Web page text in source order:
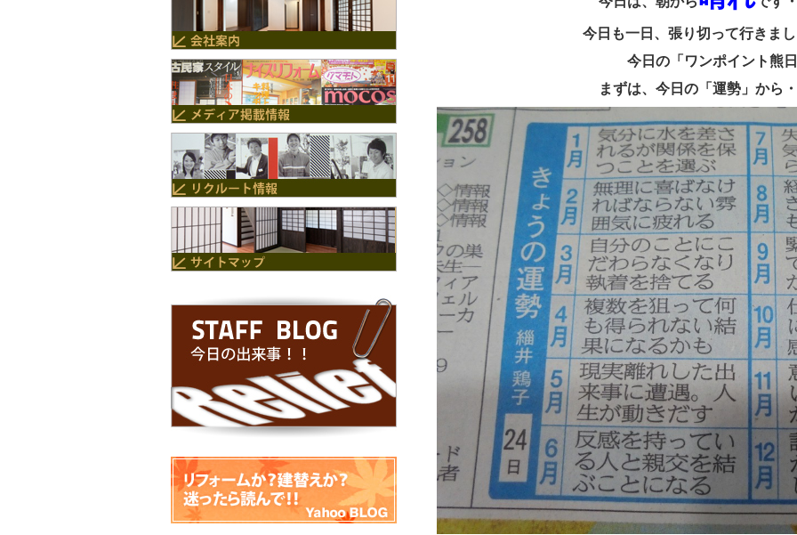
今日も一日、張り切って行きま
今日の「ワンポイント熊
まずは、今日の「運勢」から